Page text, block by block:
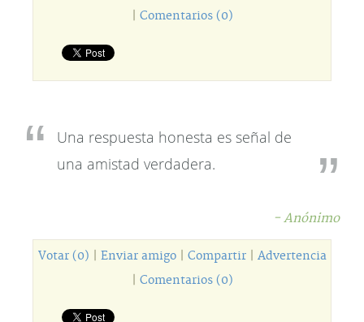
Comentarios (0)
Una respuesta honesta es señal de
una amistad verdadera.
- Anónimo
Votar (0) Enviar amigo| Compartir| Advertencia
Comentarios (0)